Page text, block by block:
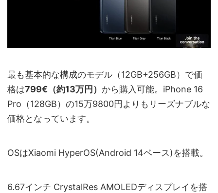
最も基本的な構成のモデル（12GB+256GB）で価
格は799€（約13万円） から購入可能。iPhone 16
Pro（128GB）の15万9800円よりもリーズナブルな
価格となっています。
OSはXiaomi HyperOS(Android 14ベース)を搭載。
6.67インチ CrystalRes AMOLEDディスプレイを搭